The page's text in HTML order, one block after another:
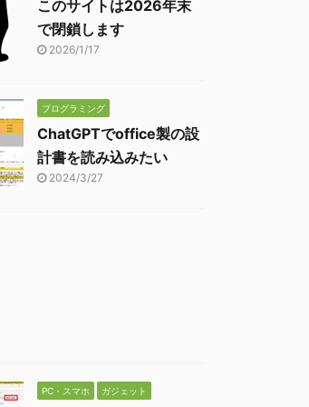
このサイトは2026年末
で閉鎖します
2026/1/17
プログラミング
ChatGPTでoffice製の設
計書を読み込みたい
2024/3/27
PC・スマホ ガジェット